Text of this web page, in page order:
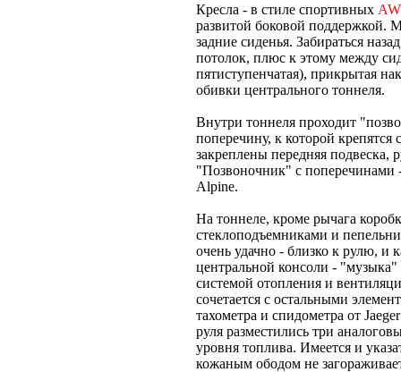
Кресла - в стиле спортивных AW
развитой боковой поддержкой.
задние сиденья. Забираться
потолок, плюс к этому между
пятиступенчатая), прикрытая
обивки центрального тоннеля.
Внутри тоннеля проходит
поперечину, к которой крепятся
закреплены передняя подвеска,
"Позвоночник" с поперечинами
Alpine.
На тоннеле, кроме рычага
стеклоподъемниками и
очень удачно - близко к рулю, и
центральной консоли -
системой отопления и
сочетается с остальными
тахометра и спидометра от
руля разместились три
уровня топлива. Имеется и
кожаным ободом не